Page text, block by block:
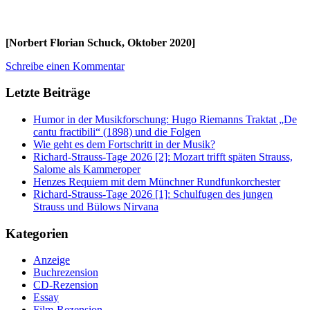
[Norbert Florian Schuck, Oktober 2020]
Schreibe einen Kommentar
Letzte Beiträge
Humor in der Musikforschung: Hugo Riemanns Traktat „De
cantu fractibili“ (1898) und die Folgen
Wie geht es dem Fortschritt in der Musik?
Richard-Strauss-Tage 2026 [2]: Mozart trifft späten Strauss,
Salome als Kammeroper
Henzes Requiem mit dem Münchner Rundfunkorchester
Richard-Strauss-Tage 2026 [1]: Schulfugen des jungen
Strauss und Bülows Nirvana
Kategorien
Anzeige
Buchrezension
CD-Rezension
Essay